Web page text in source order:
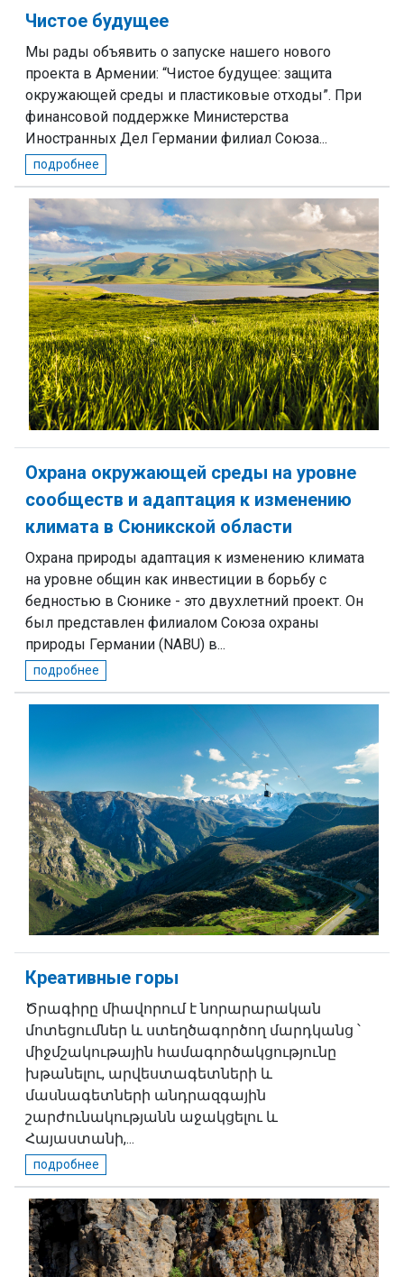
Чистое будущее
Мы рады объявить о запуске нашего нового
проекта в Армении: “Чистое будущее: защита
окружающей среды и пластиковые отходы”. При
финансовой поддержке Министерства
Иностранных Дел Германии филиал Союза...
подробнее
Охрана окружающей среды на уровне
сообществ и адаптация к изменению
климата в Сюникской области
Охрана природы адаптация к изменению климата
на уровне общин как инвестиции в борьбу с
бедностью в Сюнике - это двухлетний проект. Он
был представлен филиалом Союза охраны
природы Германии (NABU) в...
подробнее
Креативные горы
Ծրագիրը միավորում է նորարարական
մոտեցումներ և ստեղծագործող մարդկանց ՝
միջմշակութային համագործակցությունը
խթանելու, արվեստագետների և
մասնագետների անդրազգային
շարժունակությանն աջակցելու և
Հայաստանի,...
подробнее